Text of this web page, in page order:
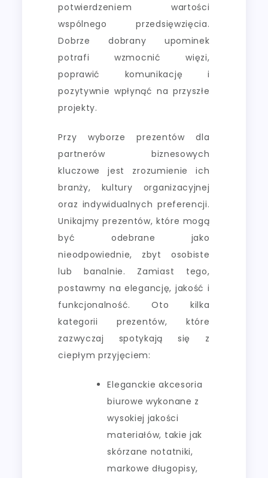
potwierdzeniem wartości
wspólnego przedsięwzięcia.
Dobrze dobrany upominek
potrafi wzmocnić więzi,
poprawić komunikację i
pozytywnie wpłynąć na przyszłe
projekty.
Przy wyborze prezentów dla
partnerów biznesowych
kluczowe jest zrozumienie ich
branży, kultury organizacyjnej
oraz indywidualnych preferencji.
Unikajmy prezentów, które mogą
być odebrane jako
nieodpowiednie, zbyt osobiste
lub banalnie. Zamiast tego,
postawmy na elegancję, jakość i
funkcjonalność. Oto kilka
kategorii prezentów, które
zazwyczaj spotykają się z
ciepłym przyjęciem:
Eleganckie akcesoria
biurowe wykonane z
wysokiej jakości
materiałów, takie jak
skórzane notatniki,
markowe długopisy,